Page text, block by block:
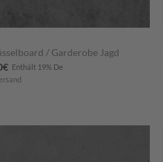
/ Garderobe Jagd
€ Enthält 19% De